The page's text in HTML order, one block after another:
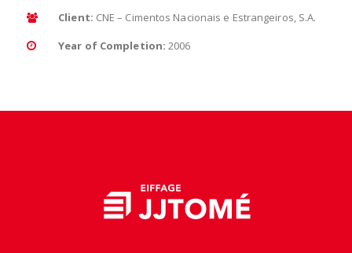
Client: CNE – Cimentos Nacionais e Estrangeiros, S.A.
Year of Completion:2006